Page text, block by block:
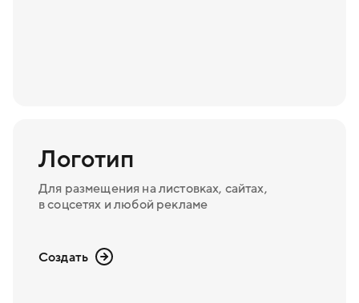
Логотип
Для размещения на листовках, сайтах,
в соцсетях и любой рекламе
Создать